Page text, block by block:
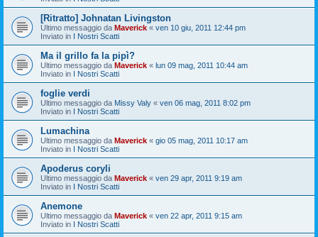
[Ritratto] Johnatan Livingston
Ultimo messaggio da Maverick « ven 10 giu, 2011 12:44 pm
Inviato in I Nostri Scatti
Ma il grillo fa la pipì?
Ultimo messaggio da Maverick « lun 09 mag, 2011 10:44 am
Inviato in I Nostri Scatti
foglie verdi
Ultimo messaggio da Missy Valy « ven 06 mag, 2011 8:02 pm
Inviato in I Nostri Scatti
Lumachina
Ultimo messaggio da Maverick « gio 05 mag, 2011 10:17 am
Inviato in I Nostri Scatti
Apoderus coryli
Ultimo messaggio da Maverick « ven 29 apr, 2011 9:19 am
Inviato in I Nostri Scatti
Anemone
Ultimo messaggio da Maverick « ven 22 apr, 2011 9:15 am
Inviato in I Nostri Scatti